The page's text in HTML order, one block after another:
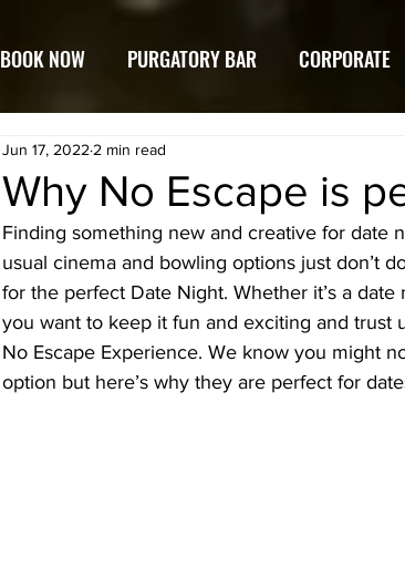
BOOK NOW PURGATORY BAR CORPORATE
Why No Escape is
Jun 17, 2022 2 min read
Finding something new and creative for date
usual cinema and bowling options just don’t
for the perfect Date Night. Whether it’s a
you want to keep it fun and exciting and trust
No Escape Experience. We know you might
option but here’s why they are perfect for